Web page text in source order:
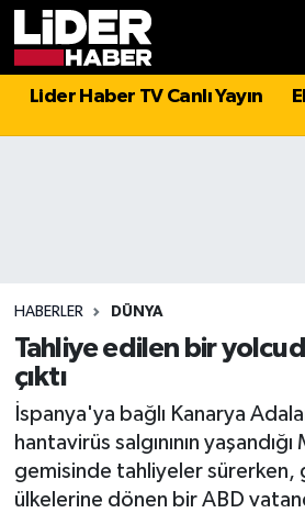
Lider Haber TV Canlı Yayın
HABERLER DÜNYA
Tahliye edilen bir
çıktı
İspanya'ya bağlı Kanarya
hantavirüs salgınının
gemisinde tahliyeler sürerken,
ülkelerine dönen bir ABD
Politika
Magazin
Spor
Sağlık
Teknoloji
Hava Durumu
Süper Lig Puan Durumu ve
Tüm Manşetler
Son Dakika Haberleri
Haber Arşivi